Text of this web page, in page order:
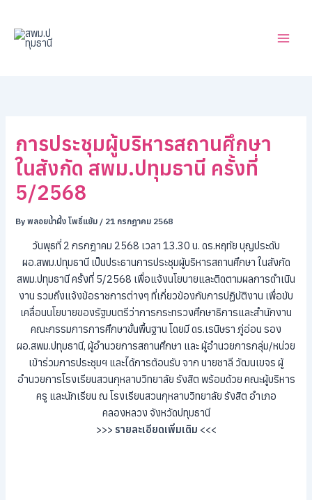
content
การประชุมผู้บริหารสถานศึกษา
ในสังกัด สพม.ปทุมธานี ครั้งที่
5/2568
Byพลอยน้ำผึ้ง โพธิ์แย้ม / 21 กรกฎาคม 2568
วันพุธที่ 2 กรกฎาคม 2568 เวลา 13.30 น. ดร.หฤทัย บุญประดับ
ผอ.สพม.ปทุมธานี เป็นประธานการประชุมผู้บริหารสถานศึกษา ในสังกัด
สพม.ปทุมธานี ครั้งที่ 5/2568 เพื่อแจ้งนโยบายและติดตามผลการดำเนิน
งาน รวมถึงแจ้งข้อราชการต่างๆ ที่เกี่ยวข้องกับการปฏิบัติงาน เพื่อขับ
เคลื่อนนโยบายของรัฐมนตรีว่าการกระทรวงศึกษาธิการและสำนักงาน
คณะกรรมการการศึกษาขั้นพื้นฐาน โดยมี ดร.เรนิษรา ภู่อ่อน รอง
ผอ.สพม.ปทุมธานี, ผู้อำนวยการสถานศึกษา และ ผู้อำนวยการกลุ่ม/หน่วย
เข้าร่วมการประชุมฯ และได้การต้อนรับ จาก นายชาลี วัฒนเขจร ผู้
อำนวยการโรงเรียนสวนกุหลาบวิทยาลัย รังสิต พร้อมด้วย คณะผู้บริหาร
ครู และนักเรียน ณ โรงเรียนสวนกุหลาบวิทยาลัย รังสิต อำเภอ
คลองหลวง จังหวัดปทุมธานี
>>> รายละเอียดเพิ่มเติม <<<
ห